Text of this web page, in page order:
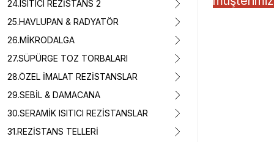
24.ISITICI REZİSTANS 2
25.HAVLUPAN & RADYATÖR
26.MİKRODALGA
27.SÜPÜRGE TOZ TORBALARI
28.ÖZEL İMALAT REZİSTANSLAR
29.SEBİL & DAMACANA
30.SERAMİK ISITICI REZİSTANSLAR
31.REZİSTANS TELLERİ